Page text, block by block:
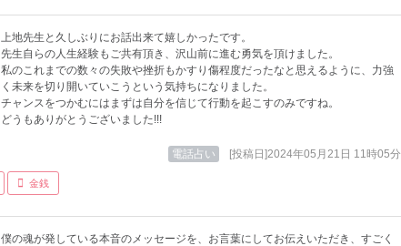
上地先生と久しぶりにお話出来て嬉しかったです。
先生自らの人生経験もご共有頂き、沢山前に進む勇気を頂けました。
私のこれまでの数々の失敗や挫折もかすり傷程度だったなと思えるように、力強
く未来を切り開いていこうという気持ちになりました。
チャンスをつかむにはまずは自分を信じて行動を起こすのみですね。
どうもありがとうございました!!!
電話占い [投稿日]2024年05月21日 11時05分
金銭
僕の魂が発している本音のメッセージを、お言葉にしてお伝えいただき、すごく